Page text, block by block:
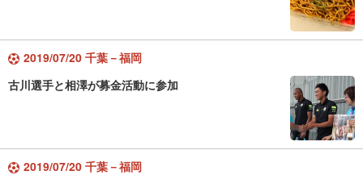
2019/07/20 千葉－福岡
古川選手と相澤が募金活動に参加
2019/07/20 千葉－福岡